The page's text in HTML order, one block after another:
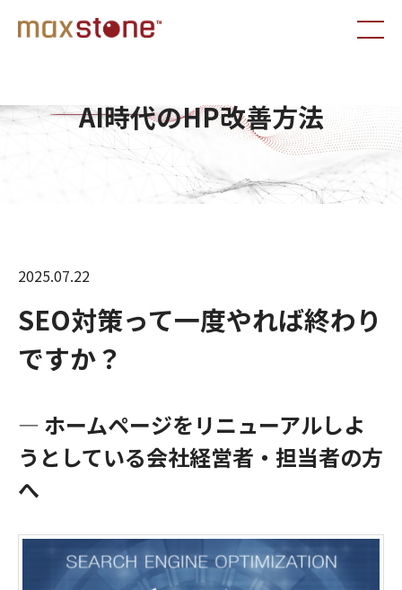
AI時代のHP改善方法
2025.07.22
SEO対策って一度やれば終わり
ですか？
― ホームページをリニューアルしよ
うとしている会社経営者・担当者の方
へ